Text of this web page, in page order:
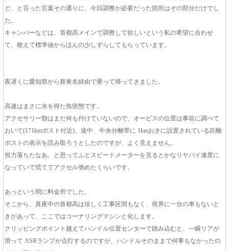
ど、と言った言葉その通りに、今回調整が必要だった箇所はその部分だけでし
た。
キャンバーなどは、首都高メインで調整して欲しいという私の希望に合わせ
て、敢えて標準値からほんの少しずらしてもらっています。
夜遅くに愛知県から新東名経由で乗って帰ってきました。
高速はまさに水を得た魚状態です。
アクセサリー類はまだ何も付けていないので、オービスの位置は事前に調べて
おいて(171kmポスト付近)、途中、中央分離帯に 1kmおきに設置されている距離
ポストの表示を読み取ろうとしたのですが、よく見えません。
視力落ちたなあ、と思ってふとスピードメーターを見るとかなりヤバイ速度に
なっていて慌ててアクセル弛めたくらいです。
あっという間に料金所でした。
そこから、真夜中の首都高は珍しく工事区間もなく、視界に一台の車もないと
きがあって、ここではコーナリングマシンと化します。
クリッピングポイント越えてハンドル位置センターで踏み込むと、一瞬リアが
滑って ASRランプが点灯するのですが、ハンドルそのままで何事もなかったの